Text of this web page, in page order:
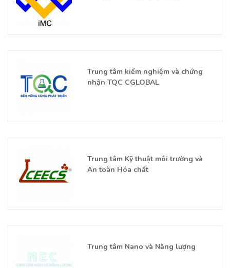
Trung tâm kiểm nghiệm và chứng
nhận TQC CGLOBAL
Trung tâm Kỹ thuật môi trường và
An toàn Hóa chất
Trung tâm Nano và Năng lượng